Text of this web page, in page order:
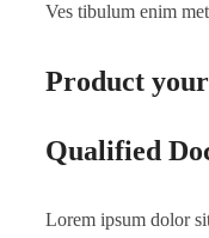
Ves tibulum enim
Product
Qualified
Lorem ipsum dolor